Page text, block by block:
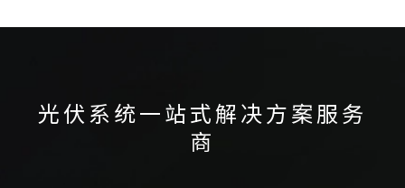
英国光伏展 荷兰光伏展 跟踪光伏支架系统 跟踪光伏系统 隆基光
光伏系统一站式解决方案服务
商